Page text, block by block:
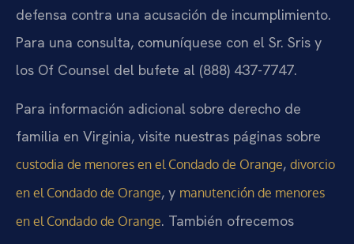
defensa contra una acusación de incumplimiento.
Para una consulta, comuníquese con el Sr. Sris y
los Of Counsel del bufete al (888) 437-7747.
Para información adicional sobre derecho de
familia en Virginia, visite nuestras páginas sobre
custodia de menores en el Condado de Orange, divorcio
en el Condado de Orange, y manutención de menores
en el Condado de Orange. También ofrecemos